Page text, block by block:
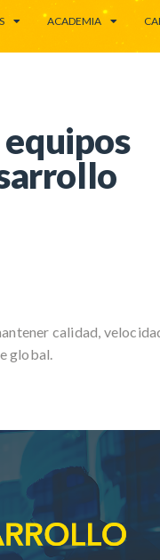
ACADEMIA
calidad,
global.